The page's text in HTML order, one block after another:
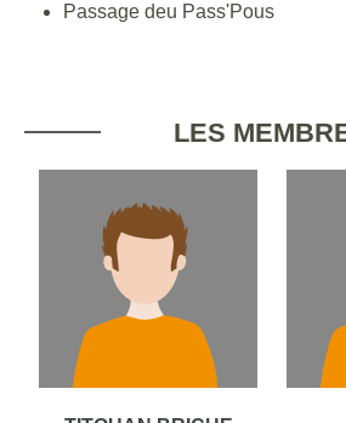
Passage deu Pass'Pous
LES